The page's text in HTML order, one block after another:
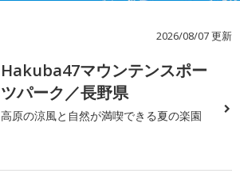
2026/08/07 更新
Hakuba47マウンテンスポー
ツパーク／長野県
高原の涼風と自然が満喫できる夏の楽園